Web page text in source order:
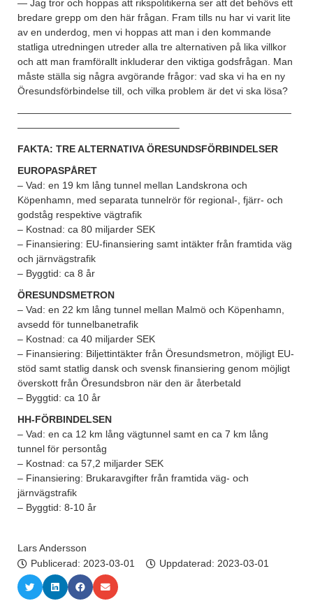
— Jag tror och hoppas att rikspolitikerna ser att det behövs ett
bredare grepp om den här frågan. Fram tills nu har vi varit lite
av en underdog, men vi hoppas att man i den kommande
statliga utredningen utreder alla tre alternativen på lika villkor
och att man framförallt inkluderar den viktiga godsfrågan. Man
måste ställa sig några avgörande frågor: vad ska vi ha en ny
Öresundsförbindelse till, och vilka problem är det vi ska lösa?
————————————————————————————
————————————————–
FAKTA: TRE ALTERNATIVA ÖRESUNDSFÖRBINDELSER
EUROPASPÅRET
– Vad: en 19 km lång tunnel mellan Landskrona och
Köpenhamn, med separata tunnelrör för regional-, fjärr- och
godståg respektive vägtrafik
– Kostnad: ca 80 miljarder SEK
– Finansiering: EU-finansiering samt intäkter från framtida väg
och järnvägstrafik
– Byggtid: ca 8 år
ÖRESUNDSMETRON
– Vad: en 22 km lång tunnel mellan Malmö och Köpenhamn,
avsedd för tunnelbanetrafik
– Kostnad: ca 40 miljarder SEK
– Finansiering: Biljettintäkter från Öresundsmetron, möjligt EU-
stöd samt statlig dansk och svensk finansiering genom möjligt
överskott från Öresundsbron när den är återbetald
– Byggtid: ca 10 år
HH-FÖRBINDELSEN
– Vad: en ca 12 km lång vägtunnel samt en ca 7 km lång
tunnel för persontåg
– Kostnad: ca 57,2 miljarder SEK
– Finansiering: Brukaravgifter från framtida väg- och
järnvägstrafik
– Byggtid: 8-10 år
Lars Andersson
Publicerad: 2023-03-01 Uppdaterad: 2023-03-01